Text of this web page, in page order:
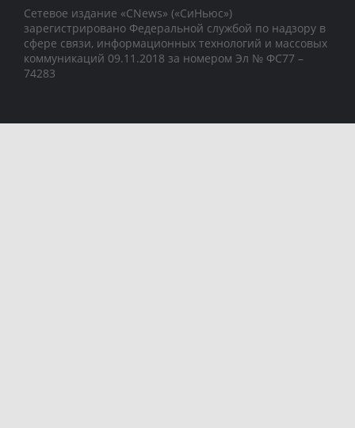
Сетевое издание «CNews» («СиНьюс»)
зарегистрировано Федеральной службой по надзору в
сфере связи, информационных технологий и массовых
коммуникаций 09.11.2018 за номером Эл № ФС77 –
74283